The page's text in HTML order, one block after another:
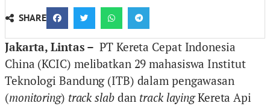
SHARE
Jakarta, Lintas –PT Kereta Cepat Indonesia
China (KCIC) melibatkan 29 mahasiswa Institut
Teknologi Bandung (ITB) dalam pengawasan
(monitoring) track slabdan track layingKereta Api